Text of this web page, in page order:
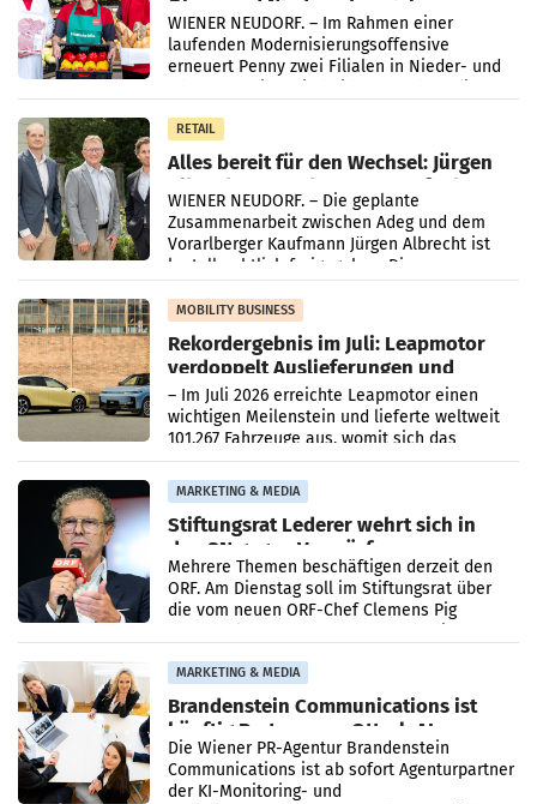
Ober- und Niederösterreich
WIENER NEUDORF. – Im Rahmen einer
laufenden Modernisierungsoffensive
erneuert Penny zwei Filialen in Nieder- und
RETAIL
Alles bereit für den Wechsel: Jürgen
Albrecht setzt ab 1.1.2027 auf Adeg
WIENER NEUDORF. – Die geplante
Zusammenarbeit zwischen Adeg und dem
Vorarlberger Kaufmann Jürgen Albrecht ist
kartellrechtlich freigegeben: Die
Bundeswettbewerbsbehörde und der
Bundeskartellanwalt
MOBILITY BUSINESS
Rekordergebnis im Juli: Leapmotor
verdoppelt Auslieferungen und
überschreitet die 100.000er-Marke
– Im Juli 2026 erreichte Leapmotor einen
wichtigen Meilenstein und lieferte weltweit
101.267 Fahrzeuge aus, womit sich das
Ergebnis gegenüber Juli 2025 mehr als
verdoppelte (+102
MARKETING & MEDIA
Stiftungsrat Lederer wehrt sich in
den SN gegen Vorwürfe
Mehrere Themen beschäftigen derzeit den
ORF. Am Dienstag soll im Stiftungsrat über
die vom neuen ORF-Chef Clemens Pig
MARKETING & MEDIA
Brandenstein Communications ist
künftig Partner von OtterlyAI
Die Wiener PR-Agentur Brandenstein
Communications ist ab sofort Agenturpartner
der KI-Monitoring- und